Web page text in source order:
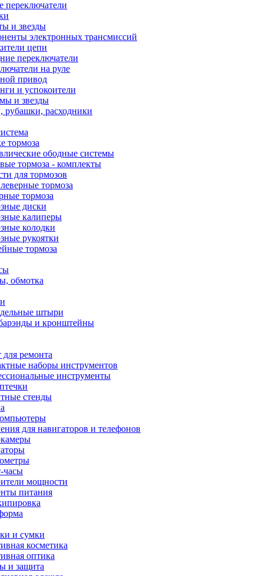
переключатели
и звезды
электронных трансмиссий
цепи
переключатели
на руле
привод
и успокоители
и звезды
рубашки, расходники
тормоза
ободные системы
тормоза - комплекты
для тормозов
тормоза
тормоза
диски
калиперы
колодки
рукоятки
тормоза
обмотка
штыри
и кронштейны
ремонта
наборы инструментов
инструменты
стенды
для навигаторов и телефонов
часы
мощности
питания
и сумки
косметика
оптика
и защита